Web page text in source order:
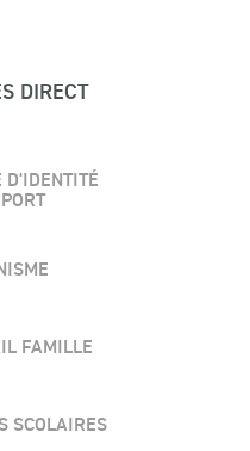
DIRECT
D'IDENTITÉ
FAMILLE
SCOLAIRES